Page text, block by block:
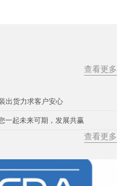
查看更多
出货力求客户安心
一起未来可期，发展共赢
查看更多